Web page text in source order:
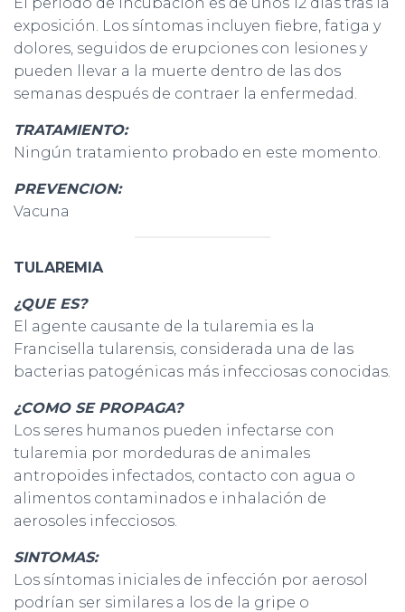
exposición. Los síntomas incluyen fiebre, fatiga y
dolores, seguidos de erupciones con lesiones y
pueden llevar a la muerte dentro de las dos
semanas después de contraer la enfermedad.
TRATAMIENTO:
Ningún tratamiento probado en este momento.
PREVENCION:
Vacuna
TULAREMIA
¿QUE ES?
El agente causante de la tularemia es la
Francisella tularensis, considerada una de las
bacterias patogénicas más infecciosas conocidas.
¿COMO SE PROPAGA?
Los seres humanos pueden infectarse con
tularemia por mordeduras de animales
antropoides infectados, contacto con agua o
alimentos contaminados e inhalación de
aerosoles infecciosos.
SINTOMAS:
Los síntomas iniciales de infección por aerosol
podrían ser similares a los de la gripe o